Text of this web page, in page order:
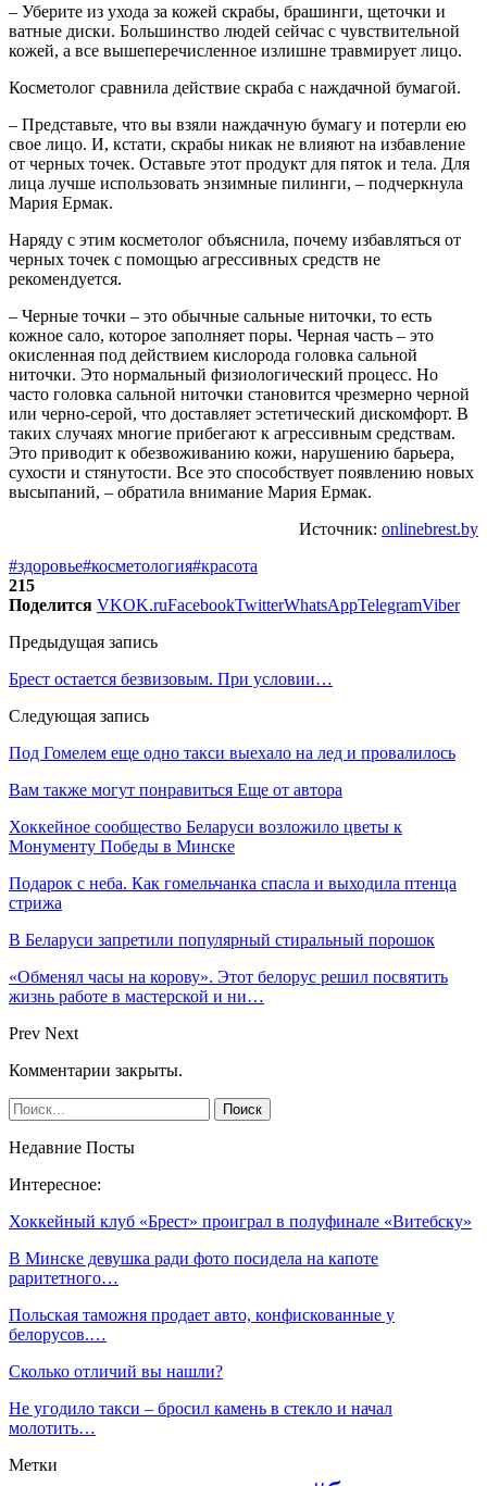
– Уберите из ухода за кожей скрабы, брашинги, щеточки и
ватные диски. Большинство людей сейчас с чувствительной
кожей, а все вышеперечисленное излишне травмирует лицо.
Косметолог сравнила действие скраба с наждачной бумагой.
– Представьте, что вы взяли наждачную бумагу и потерли ею
свое лицо. И, кстати, скрабы никак не влияют на избавление
от черных точек. Оставьте этот продукт для пяток и тела. Для
лица лучше использовать энзимные пилинги, – подчеркнула
Мария Ермак.
Наряду с этим косметолог объяснила, почему избавляться от
черных точек с помощью агрессивных средств не
рекомендуется.
– Черные точки – это обычные сальные ниточки, то есть
кожное сало, которое заполняет поры. Черная часть – это
окисленная под действием кислорода головка сальной
ниточки. Это нормальный физиологический процесс. Но
часто головка сальной ниточки становится чрезмерно черной
или черно-серой, что доставляет эстетический дискомфорт. В
таких случаях многие прибегают к агрессивным средствам.
Это приводит к обезвоживанию кожи, нарушению барьера,
сухости и стянутости. Все это способствует появлению новых
высыпаний, – обратила внимание Мария Ермак.
Источник: onlinebrest.by
#здоровье#косметология#красота
215
Поделится VKOK.ruFacebookTwitterWhatsAppTelegramViber
Предыдущая запись
Брест остается безвизовым. При условии…
Следующая запись
Под Гомелем еще одно такси выехало на лед и провалилось
Вам также могут понравиться Еще от автора
Хоккейное сообщество Беларуси возложило цветы к
Монументу Победы в Минске
Подарок с неба. Как гомельчанка спасла и выходила птенца
стрижа
В Беларуси запретили популярный стиральный порошок
«Обменял часы на корову». Этот белорус решил посвятить
жизнь работе в мастерской и ни…
Prev Next
Комментарии закрыты.
Недавние Посты
Интересное:
Хоккейный клуб «Брест» проиграл в полуфинале «Витебску»
В Минске девушка ради фото посидела на капоте
раритетного…
Польская таможня продает авто, конфискованные у
белорусов.…
Сколько отличий вы нашли?
Не угодило такси – бросил камень в стекло и начал
молотить…
Метки